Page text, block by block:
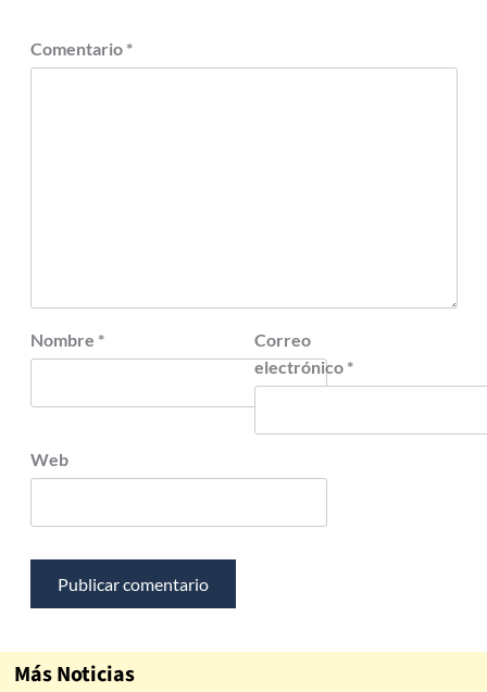
Comentario *
Nombre *
Correo
electrónico *
Web
Más Noticias